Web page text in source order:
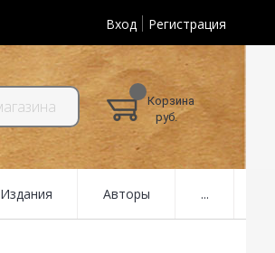
Вход Регистрация
Корзина
руб.
Издания Авторы ...